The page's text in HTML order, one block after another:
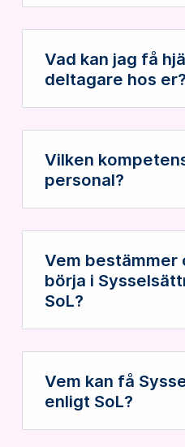
Vad kan jag få
deltagare hos er?
Vilken
personal?
Vem bestämmer
börja i
SoL?
Vem kan få
enligt SoL?